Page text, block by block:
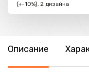
(+-10%), 2 дизайна
Описание